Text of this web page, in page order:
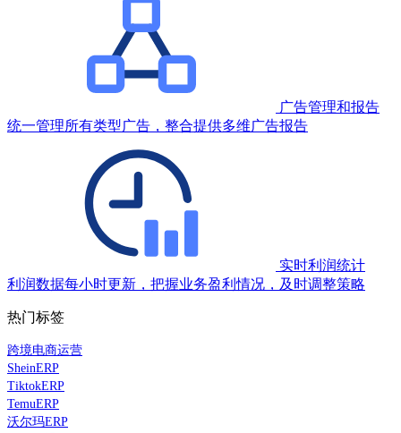
广告管理和报告
统一管理所有类型广告，整合提供多维广告报告
实时利润统计
利润数据每小时更新，把握业务盈利情况，及时调整策略
热门标签
跨境电商运营
SheinERP
TiktokERP
TemuERP
沃尔玛ERP